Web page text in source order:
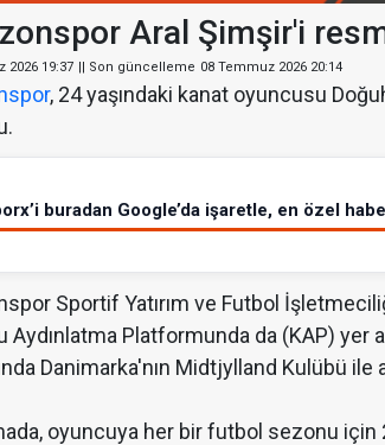
Aral Şimşir'i
2026 19:37 || Son güncelleme 08 Temmuz 2026 20:14
, 24 yaşındaki kanat oyuncusu
buradan Google’da işaretle, en özel
Sportif Yatırım ve Futbol
Aydınlatma Platformunda da (KAP)
Danimarka'nın Midtjylland Kulübü ile
oyuncuya her bir futbol sezonu